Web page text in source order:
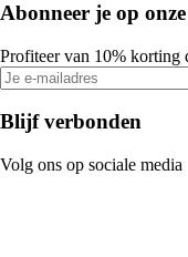
Abonneer je op
Profiteer van 10% korting
Blijf verbonden
Volg ons op sociale media